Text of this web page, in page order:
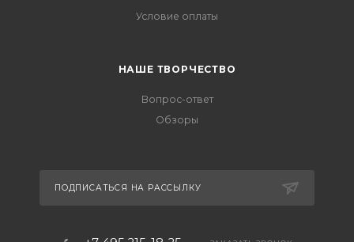
Условие оплаты
НАШЕ ТВОРЧЕСТВО
Вопрос-ответ
Обзоры
ПОДПИСАТЬСЯ НА РАССЫЛКУ